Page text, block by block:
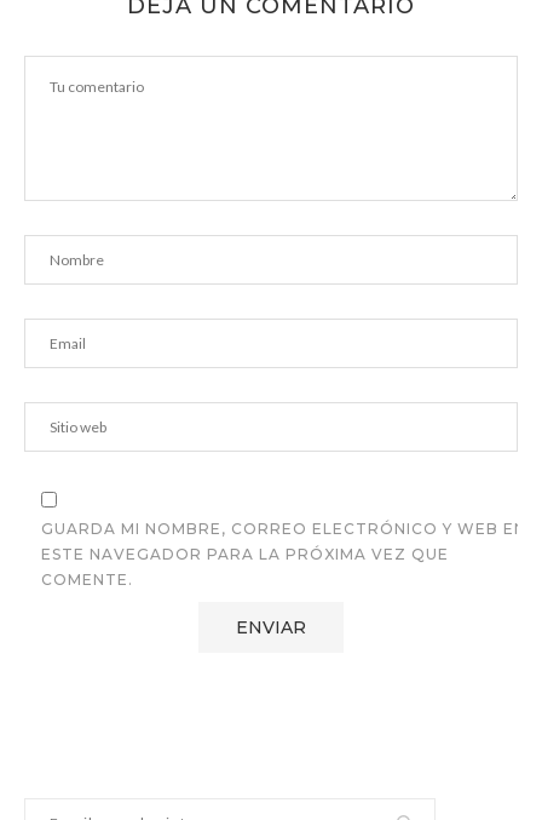
DEJA UN COMENTARIO
GUARDA MI NOMBRE, CORREO ELECTRÓNICO Y WEB EN
ESTE NAVEGADOR PARA LA PRÓXIMA VEZ QUE
COMENTE.